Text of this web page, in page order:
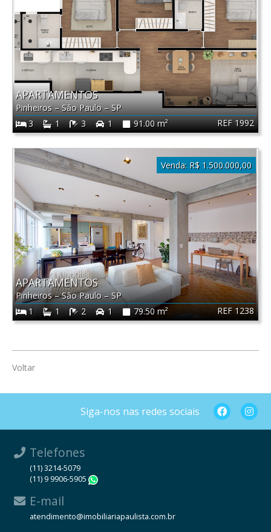
REF 1992
APARTAMENTOS
Pinheiros–São Paulo–SP
3
1 3 1 91.00 m²
REF 1238
APARTAMENTOS
Pinheiros–São Paulo–SP
1
1 2 1 79.50 m²
Venda: R$ 1.500.000,00
Voltar
Siga-nos nas redes sociais
Telefones
(11) 3214-5079
(11) 9 9906-5905
E-mail
atendimento@imobiliariapaulista.com.br